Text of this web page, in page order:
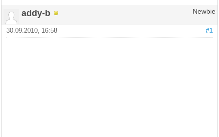
addy-b Newbie
#1
30.09.2010, 16:58